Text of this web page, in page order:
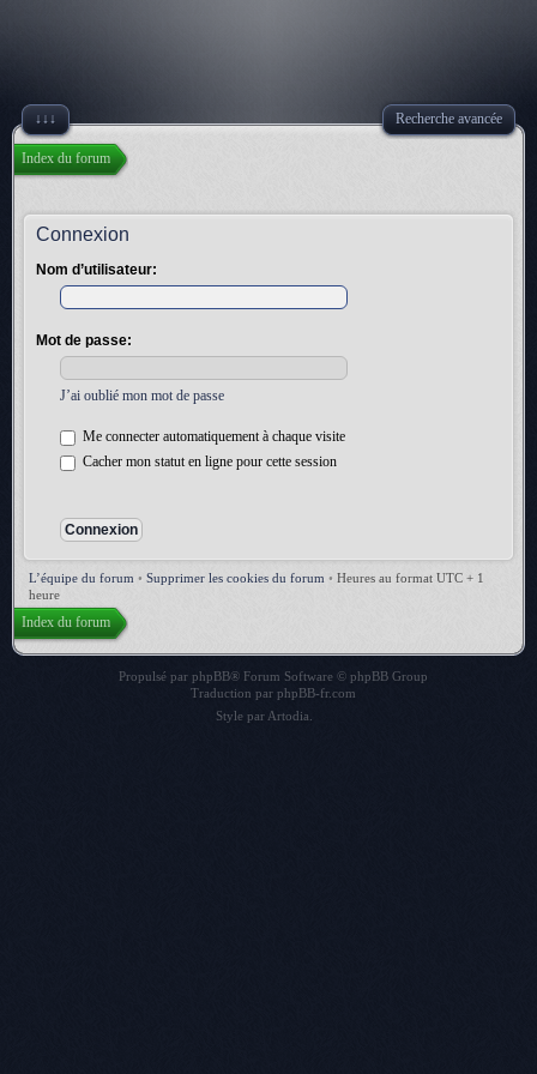
↓↓↓ Recherche avancée
Index du forum
Connexion
Nom d’utilisateur:
Mot de passe:
J’ai oublié mon mot de passe
Me connecter automatiquement à chaque visite
Cacher mon statut en ligne pour cette session
L’équipe du forum • Supprimer les cookies du forum • Heures au format UTC + 1
heure
Index du forum
Propulsé par phpBB® Forum Software © phpBB Group
Traduction par phpBB-fr.com
Style par Artodia